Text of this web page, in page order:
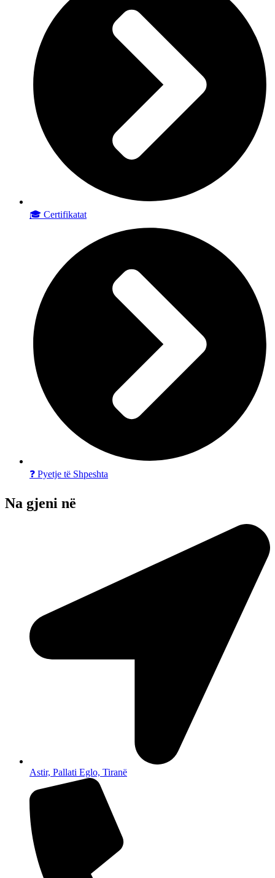
🎓 Certifikatat
❓ Pyetje të Shpeshta
Na gjeni në
Astir, Pallati Eglo, Tiranë